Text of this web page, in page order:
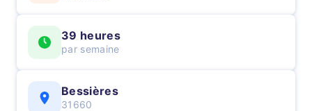
39 heures
par semaine
Bessières
31660